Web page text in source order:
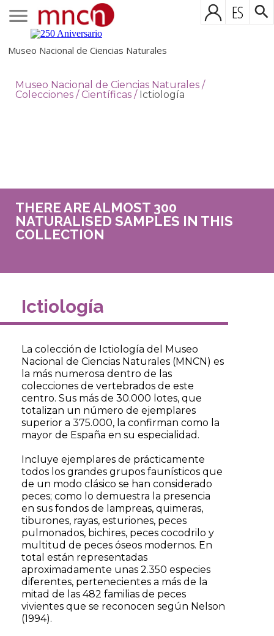
ES
Museo Nacional de Ciencias Naturales
Museo Nacional de Ciencias Naturales /
Colecciones / Científicas / Ictiología
THERE ARE ALMOST 300
NATURALISED SAMPLES IN THIS
COLLECTION
Ictiología
La colección de Ictiología del Museo
Nacional de Ciencias Naturales (MNCN) es
la más numerosa dentro de las
colecciones de vertebrados de este
centro. Sus más de 30.000 lotes, que
totalizan un número de ejemplares
superior a 375.000, la confirman como la
mayor de España en su especialidad.
Incluye ejemplares de prácticamente
todos los grandes grupos faunísticos que
de un modo clásico se han considerado
peces; como lo demuestra la presencia
en sus fondos de lampreas, quimeras,
tiburones, rayas, esturiones, peces
pulmonados, bichires, peces cocodrilo y
multitud de peces óseos modernos. En
total están representadas
aproximadamente unas 2.350 especies
diferentes, pertenecientes a más de la
mitad de las 482 familias de peces
vivientes que se reconocen según Nelson
(1994).